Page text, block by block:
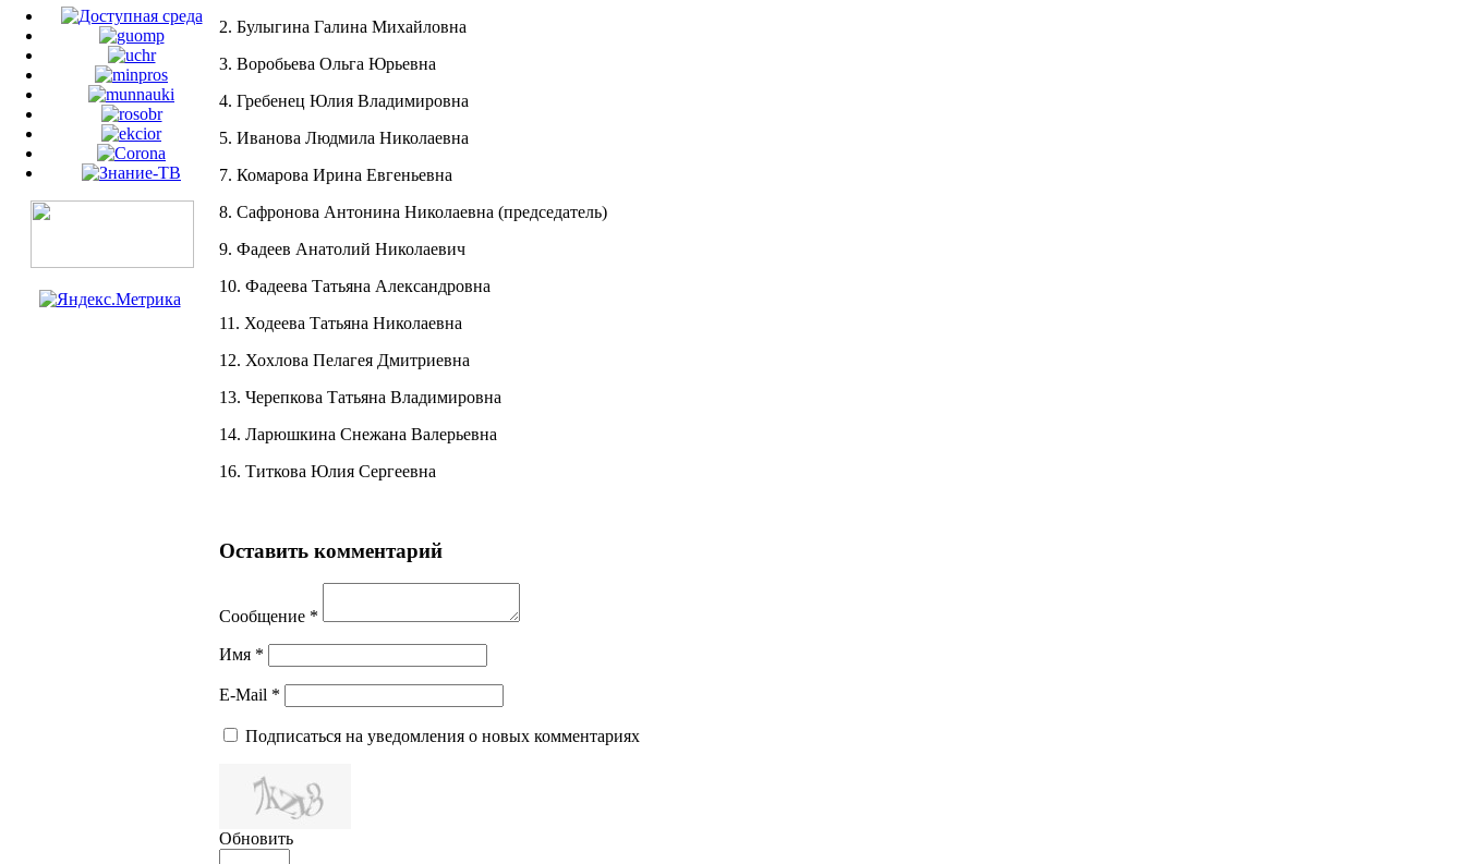
2. Булыгина Галина Михайловна
3. Воробьева Ольга Юрьевна
4. Гребенец Юлия Владимировна
5. Иванова Людмила Николаевна
7. Комарова Ирина Евгеньевна
8. Сафронова Антонина Николаевна (председатель)
9. Фадеев Анатолий Николаевич
10. Фадеева Татьяна Александровна
11. Ходеева Татьяна Николаевна
12. Хохлова Пелагея Дмитриевна
13. Черепкова Татьяна Владимировна
14. Ларюшкина Снежана Валерьевна
16. Титкова Юлия Сергеевна
Оставить комментарий
Сообщение *
Имя *
E-Mail *
Подписаться на уведомления о новых комментариях
Обновить